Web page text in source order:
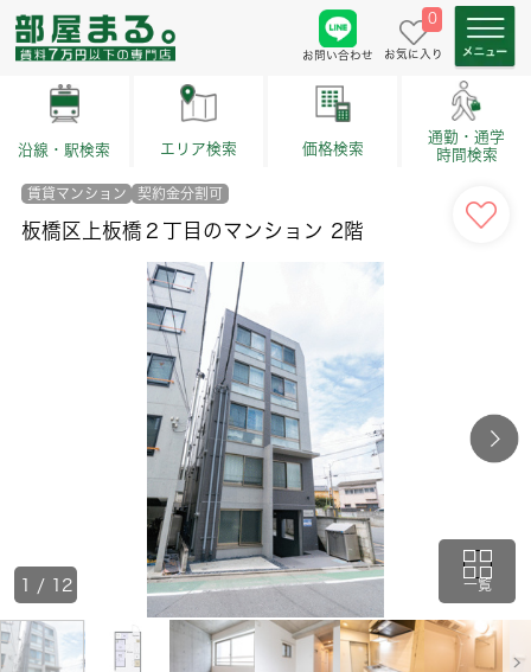
お問い合わせ
0
お気に入り
沿線・駅検索 エリア検索 価格検索
通勤・通学
時間検索
賃貸マンション 契約金分割可
板橋区上板橋２丁目のマンション 2階
一覧
1 / 12